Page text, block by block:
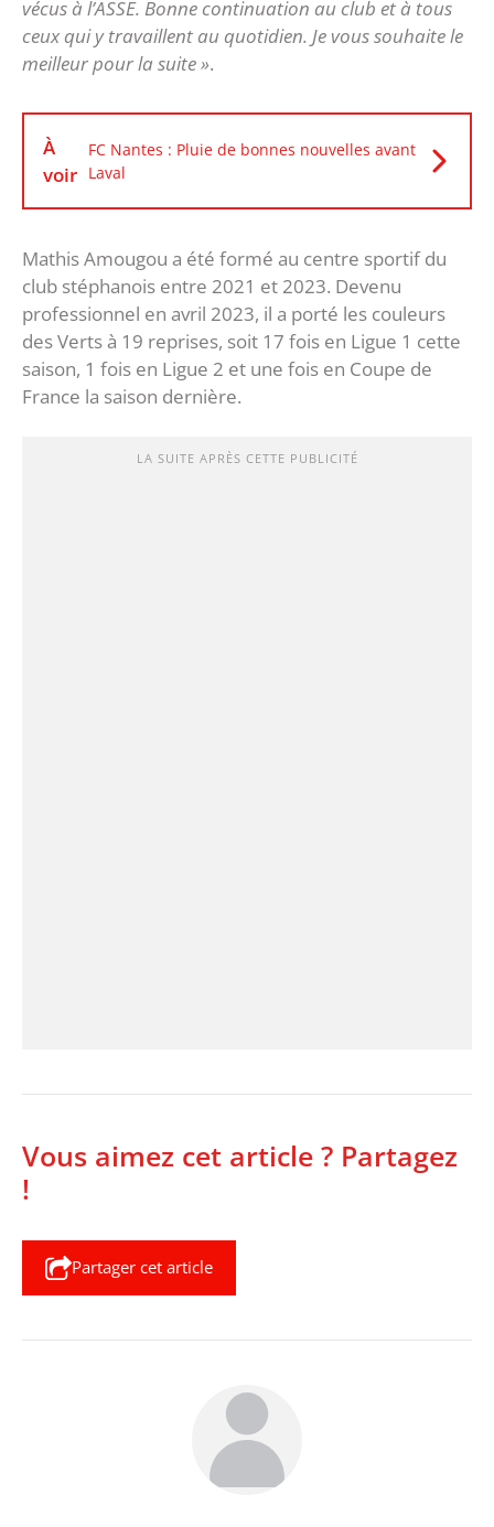
vécus à l’ASSE. Bonne continuation au club et à tous
ceux qui y travaillent au quotidien. Je vous souhaite le
meilleur pour la suite ».
À
voir
FC Nantes : Pluie de bonnes nouvelles avant
Laval
Mathis Amougou a été formé au centre sportif du
club stéphanois entre 2021 et 2023. Devenu
professionnel en avril 2023, il a porté les couleurs
des Verts à 19 reprises, soit 17 fois en Ligue 1 cette
saison, 1 fois en Ligue 2 et une fois en Coupe de
France la saison dernière.
LA SUITE APRÈS CETTE PUBLICITÉ
Vous aimez cet article ? Partagez
!
Partager cet article